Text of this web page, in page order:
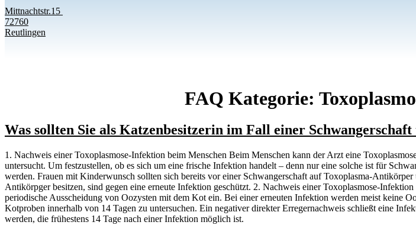
Mittnachtstr.15
72760
Reutlingen
FAQ Kategorie:
Was sollten Sie als Katzenbesitzerin im Fall einer Schwangerschaft
1. Nachweis einer Toxoplasmose-Infektion beim Menschen Beim Menschen kann der Arzt eine
untersucht. Um festzustellen, ob es sich um eine frische Infektion handelt – denn nur eine solche ist für
werden. Frauen mit Kinderwunsch sollten sich bereits vor einer Schwangerschaft auf Toxoplasma-
Antikörpger besitzen, sind gegen eine erneute Infektion geschützt. 2. Nachweis einer Toxoplasmose-
periodische Ausscheidung von Oozysten mit dem Kot ein. Bei einer erneuten Infektion werden meist keine
Kotproben innerhalb von 14 Tagen zu untersuchen. Ein negativer direkter Erregernachweis schließt eine
werden, die frühestens 14 Tage nach einer Infektion möglich ist.